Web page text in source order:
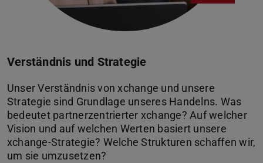
Verständnis und Strategie
Unser Verständnis von xchange und unsere
Strategie sind Grundlage unseres Handelns. Was
bedeutet partnerzentrierter xchange? Auf welcher
Vision und auf welchen Werten basiert unsere
xchange-Strategie? Welche Strukturen schaffen wir,
um sie umzusetzen?